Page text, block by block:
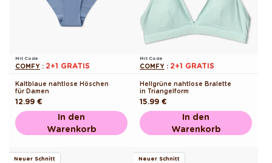
Mit Code
COMFY : 2+1 GRATIS
Kaltblaue nahtlose Höschen
für Damen
Normaler
Preis
12.99 €
In den
Warenkorb
Mit Code
COMFY : 2+1 GRATIS
Hellgrüne nahtlose Bralette
in Triangelform
Normaler
Preis
15.99 €
In den
Warenkorb
Neuer Schnitt Neuer Schnitt